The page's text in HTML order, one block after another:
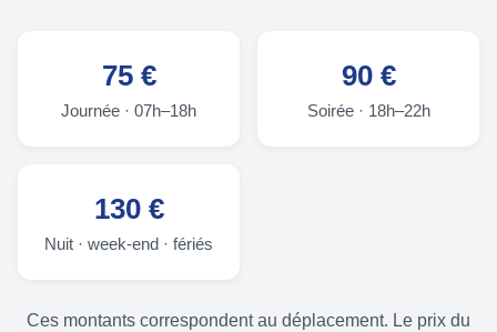
75 €
Journée · 07h–18h
90 €
Soirée · 18h–22h
130 €
Nuit · week-end · fériés
Ces montants correspondent au déplacement. Le prix du